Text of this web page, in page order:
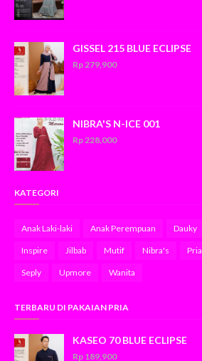
GISSEL 215 BLUE ECLIPSE
Rp 279,900
NIBRA'S N-ICE 001
Rp 228,000
KATEGORI
Anak Laki-laki Anak Perempuan Dauky
Inspire Jilbab Mutif Nibra's Pria
Seply Upmore Wanita
TERBARU DI PAKAIAN PRIA
KASEO 70 BLUE ECLIPSE
Rp 189,900